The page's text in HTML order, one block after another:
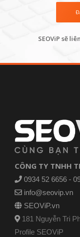
SEOViP sẽ
CÔNG TY TNHH
0934 52 6656 -
info@seovip.vn
SEOViP.vn
181 Nguyễn Tri
Profile SEOViP